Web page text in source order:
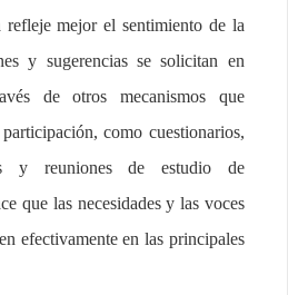
mejor el sentimiento de la
y sugerencias se solicitan en
de otros mecanismos que
como cuestionarios,
y reuniones de estudio de
que las necesidades y las voces
efectivamente en las principales